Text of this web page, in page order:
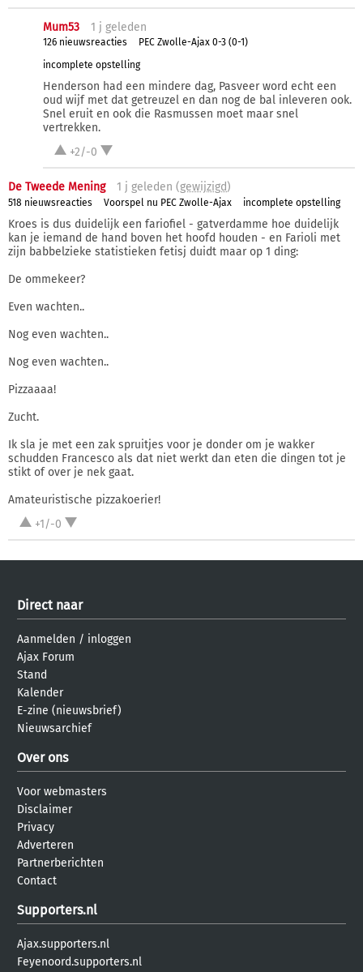
Mum53 1 j geleden
126 nieuwsreacties
PEC Zwolle-Ajax 0-3 (0-1)
incomplete opstelling
Henderson had een mindere dag, Pasveer word echt een
oud wijf met dat getreuzel en dan nog de bal inleveren ook.
Snel eruit en ook die Rasmussen moet maar snel
vertrekken.
+2/-0
De Tweede Mening 1 j geleden (gewijzigd)
518 nieuwsreacties Voorspel nu PEC Zwolle-Ajax incomplete opstelling
Kroes is dus duidelijk een fariofiel - gatverdamme hoe duidelijk
kan je iemand de hand boven het hoofd houden - en Farioli met
zijn babbelzieke statistieken fetisj duidt maar op 1 ding:
De ommekeer?
Even wachten..
Nog even wachten..
Nog even wachten..
Pizzaaaa!
Zucht.
Ik sla je met een zak spruitjes voor je donder om je wakker
schudden Francesco als dat niet werkt dan eten die dingen tot je
stikt of over je nek gaat.
Amateuristische pizzakoerier!
+1/-0
Direct naar
Aanmelden / inloggen
Ajax Forum
Stand
Kalender
E-zine (nieuwsbrief)
Nieuwsarchief
Over ons
Voor webmasters
Disclaimer
Privacy
Adverteren
Partnerberichten
Contact
Supporters.nl
Ajax.supporters.nl
Feyenoord.supporters.nl